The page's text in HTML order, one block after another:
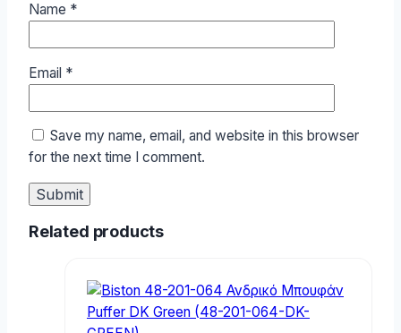
Name *
Email *
Save my name, email, and website in this browser
for the next time I comment.
Related products